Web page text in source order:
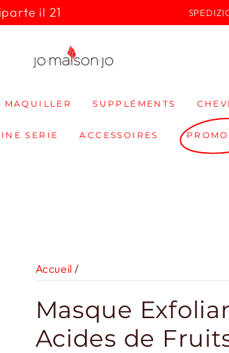
il 21
MAQUILLER SUPPLÉMENTS
SERIE ACCESSOIRES
Accueil /
Masque
Acides de